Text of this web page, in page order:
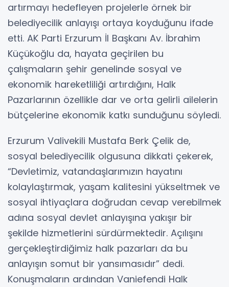
artırmayı hedefleyen projelerle örnek bir
belediyecilik anlayışı ortaya koyduğunu ifade
etti. AK Parti Erzurum İl Başkanı Av. İbrahim
Küçükoğlu da, hayata geçirilen bu
çalışmaların şehir genelinde sosyal ve
ekonomik hareketliliği artırdığını, Halk
Pazarlarının özellikle dar ve orta gelirli ailelerin
bütçelerine ekonomik katkı sunduğunu söyledi.
Erzurum Valivekili Mustafa Berk Çelik de,
sosyal belediyecilik olgusuna dikkati çekerek,
“Devletimiz, vatandaşlarımızın hayatını
kolaylaştırmak, yaşam kalitesini yükseltmek ve
sosyal ihtiyaçlara doğrudan cevap verebilmek
adına sosyal devlet anlayışına yakışır bir
şekilde hizmetlerini sürdürmektedir. Açılışını
gerçekleştirdiğimiz halk pazarları da bu
anlayışın somut bir yansımasıdır” dedi.
Konuşmaların ardından Vaniefendi Halk